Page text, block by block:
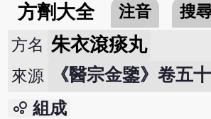
方劑大全 注音 搜
方名 朱衣滾痰丸
來源 《醫宗金鑒》卷五
bubble_chart 組成